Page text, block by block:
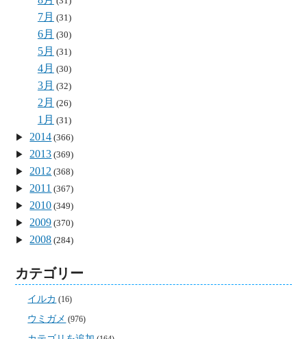
7月 (31)
6月 (30)
5月 (31)
4月 (30)
3月 (32)
2月 (26)
1月 (31)
2014 (366)
2013 (369)
2012 (368)
2011 (367)
2010 (349)
2009 (370)
2008 (284)
カテゴリー
イルカ (16)
ウミガメ (976)